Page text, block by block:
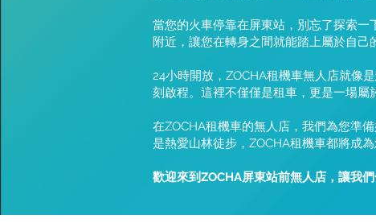
當您的火車停靠在屏東站，別忘了探索
附近，讓您在轉身之間就能踏上屬於自己
24小時開放，ZOCHA租機車無人店就像
刻啟程。這裡不僅僅是租車，更是一場屬
在ZOCHA租機車的無人店，我們為您準
是熱愛山林徒步，ZOCHA租機車都將成為
歡迎來到ZOCHA屏東站前無人店，讓我